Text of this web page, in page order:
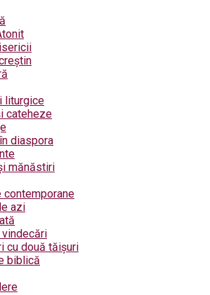
liturgice
cateheze
diaspora
mănăstiri
contemporane
azi
cu două tăișuri
biblică